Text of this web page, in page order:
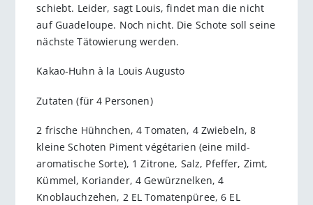
schiebt. Leider, sagt Louis, findet man die nicht
auf Guadeloupe. Noch nicht. Die Schote soll seine
nächste Tätowierung werden.
Kakao-Huhn à la Louis Augusto
Zutaten (für 4 Personen)
2 frische Hühnchen, 4 Tomaten, 4 Zwiebeln, 8
kleine Schoten Piment végétarien (eine mild-
aromatische Sorte), 1 Zitrone, Salz, Pfeffer, Zimt,
Kümmel, Koriander, 4 Gewürznelken, 4
Knoblauchzehen, 2 EL Tomatenpüree, 6 EL